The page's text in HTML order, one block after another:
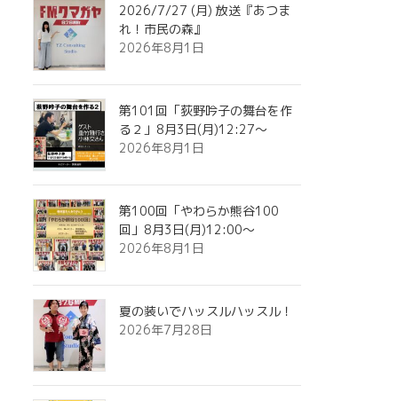
2026/7/27 (月) 放送『あつま
れ！市民の森』
2026年8月1日
第101回「荻野吟子の舞台を作
る２」8月3日(月)12:27～
2026年8月1日
第100回「やわらか熊谷100
回」8月3日(月)12:00～
2026年8月1日
夏の装いでハッスルハッスル！
2026年7月28日